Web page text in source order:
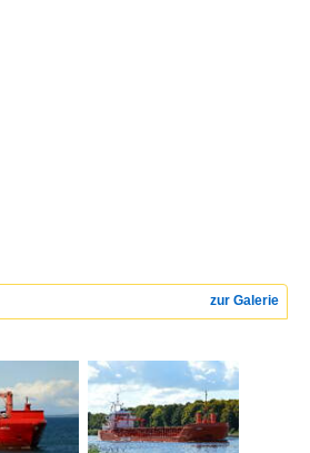
zur Galerie